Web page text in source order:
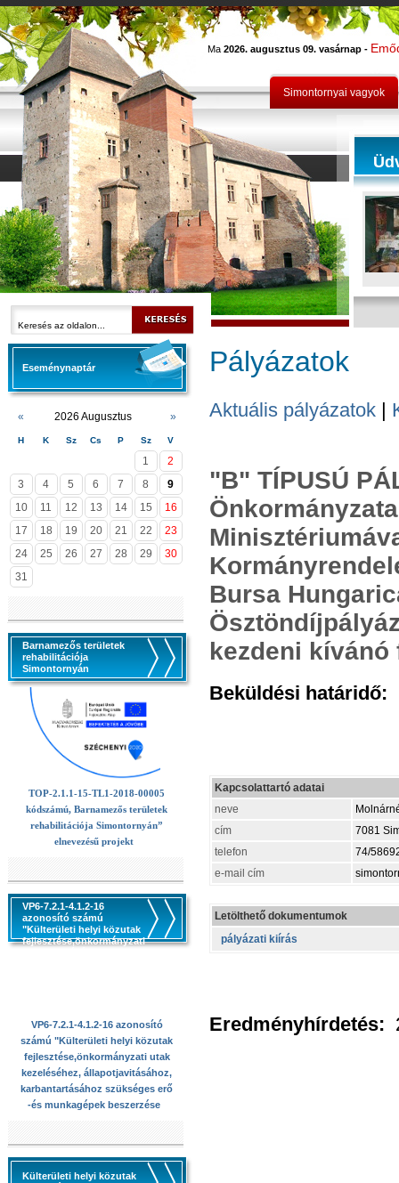
Ma 2026. augusztus 09. vasárnap -
Simontornyai vagyok
Eseménynaptár
« 2026 Augusztus »
H K Sz Cs P Sz V
1
2
3
4 5 6 7 8
9
10
11 12 13 14 15
16
17
18 19 20 21 22
23
24
25 26 27 28 29
30
31
Barnamezős területek
rehabilitációja
Simontornyán
TOP-2.1.1-15-TL1-2018-00005
kódszámú, Barnamezős területek
rehabilitációja Simontornyán”
elnevezésű projekt
VP6-7.2.1-4.1.2-16
azonosító számú
"Külterületi helyi közutak
fejlesztése,önkormányzati
VP6-7.2.1-4.1.2-16 azonosító
számú "Külterületi helyi közutak
fejlesztése,önkormányzati utak
kezeléséhez, állapotjavitásához,
karbantartásához szükséges erő
-és munkagépek beszerzése
Külterületi helyi közutak
Pályázatok
Aktuális pályázatok |
"B" TÍPUSÚ
Bursa
kezdeni kívánó
Beküldési határidő:
Kapcsolattartó adatai
neve
cím
7081
telefon
74/
e-mail cím
Letölthető dokumentumok
pályázati kiírás
Eredményhírdetés: